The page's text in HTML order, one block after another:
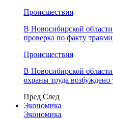
Происшествия
В Новосибирской
проверка по факту
Происшествия
В Новосибирской
охраны труда
Пред След
Экономика
Экономика